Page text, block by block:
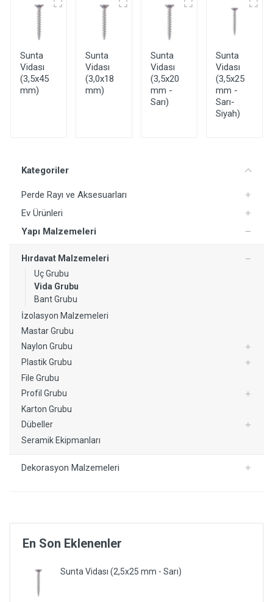
Kategoriler
Perde Rayı ve Aksesuarları
Ev Ürünleri
Yapı Malzemeleri
Hırdavat Malzemeleri
Uç Grubu
Vida Grubu
Bant Grubu
İzolasyon Malzemeleri
Mastar Grubu
Naylon Grubu
Plastik Grubu
File Grubu
Profil Grubu
Karton Grubu
Dübeller
Seramik Ekipmanları
Dekorasyon Malzemeleri
En Son Eklenenler
Sunta Vidası (2,5x25 mm - Sarı)
Yorum Ekle
Sunta
Vidası
(3,5x45
mm)
Sunta
Vidası
(3,0x18
mm)
Sunta
Vidası
(3,5x20
mm -
Sarı)
Sunta
Vidası
(3,5x25
mm -
Sarı-
Siyah)